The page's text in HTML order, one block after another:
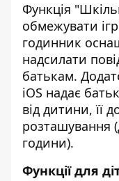
Функція
обмежувати
годинник
надсилати
батькам.
iOS надає
від дитини, її
розташування
години).
Функції для